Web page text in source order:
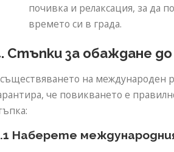
почивка и релаксация, за да
времето си в града.
Стъпки за обаждане
на международен
че повикването е
Наберете